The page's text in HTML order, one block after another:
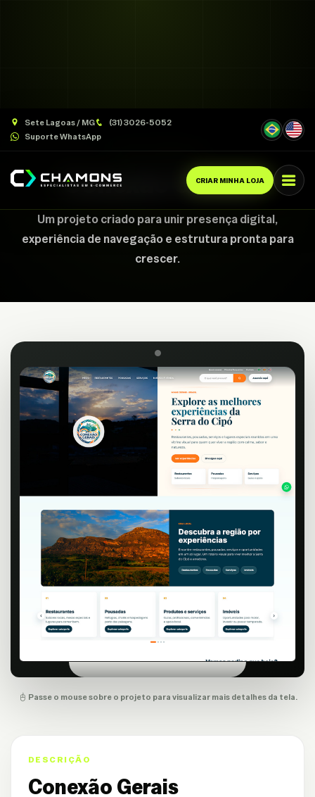
Sete Lagoas / MG
(31) 3026-5052
Suporte WhatsApp
CRIAR MINHA LOJA
Conexão Gerais
Um projeto criado para unir presença digital,
experiência de navegação e estrutura pronta para
crescer.
Passe o mouse sobre o projeto para visualizar mais detalhes da tela.
DESCRIÇÃO
Conexão Gerais